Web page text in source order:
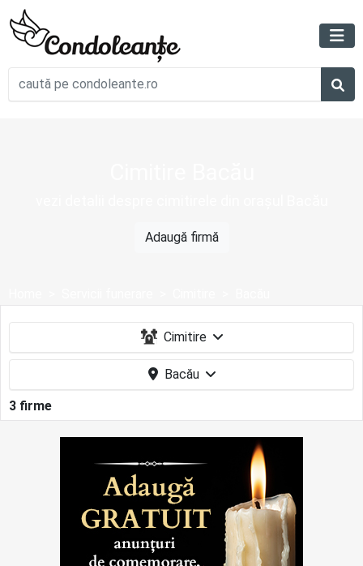
Adaugă firmă
3 firme